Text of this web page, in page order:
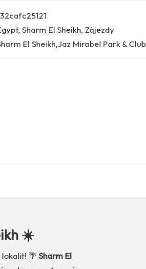
, Sharm El Sheikh, Zájezdy
El Sheikh,Jaz Mirabel Park & Club
☀️
🌴 Sharm El